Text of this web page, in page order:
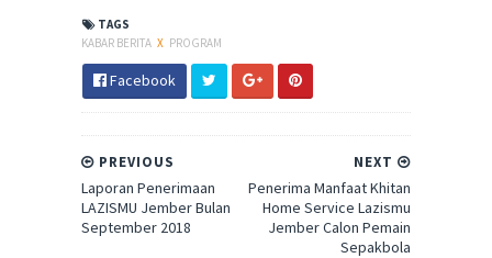
TAGS
KABAR BERITA X PROGRAM
Facebook
NEXT
Penerima Manfaat Khitan
Home Service Lazismu
Jember Calon Pemain
Sepakbola
PREVIOUS
Laporan Penerimaan
LAZISMU Jember Bulan
September 2018